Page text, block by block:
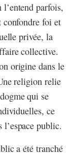
parfois,
confondre foi et
privée, la
collective.
origine dans le
religion relie
qui se
ce
l’espace public.
a été tranché